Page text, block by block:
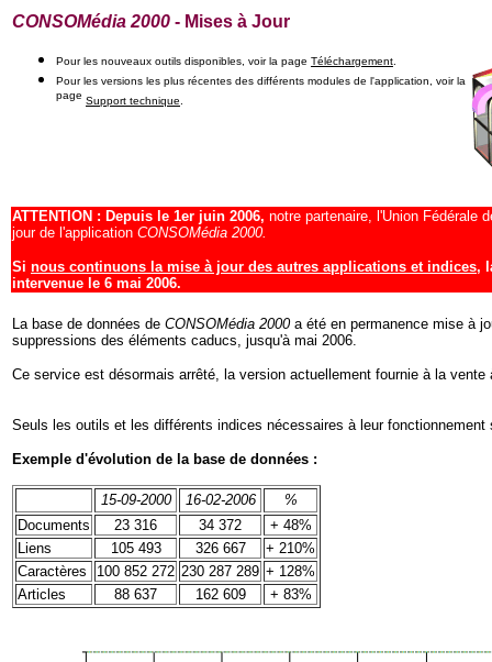
CONSOMédia 2000 - Mises à Jour
Pour les nouveaux outils disponibles, voir la page Téléchargement
Pour les versions les plus récentes des différents modules de l'application, voir la
page Support technique
ATTENTION : Depuis le 1er juin 2006, notre partenaire, l'Union Fédérale
jour de l'application CONSOMédia 2000.
Si nous continuons la mise à jour des autres applications et indices,
intervenue le 6 mai 2006.
La base de données de CONSOMédia 2000a été en permanence mise à
suppressions des éléments caducs, jusqu'à mai 2006.
Ce service est désormais arrêté, la version actuellement fournie à la
Seuls les outils et les différents indices nécessaires à leur
Exemple d'évolution de la base de données :
15-09-2000 16-02-2006
%
Documents
23 316 34 372
+ 48%
Liens
105 493 326 667
+ 210%
Caractères
100 852 272 230 287 289 + 128%
Articles
88 637 162 609 + 83%